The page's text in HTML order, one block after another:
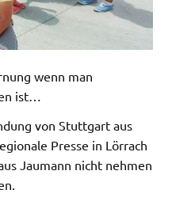
wenn man
ist…
von Stuttgart aus
Presse in Lörrach
Jaumann nicht nehmen